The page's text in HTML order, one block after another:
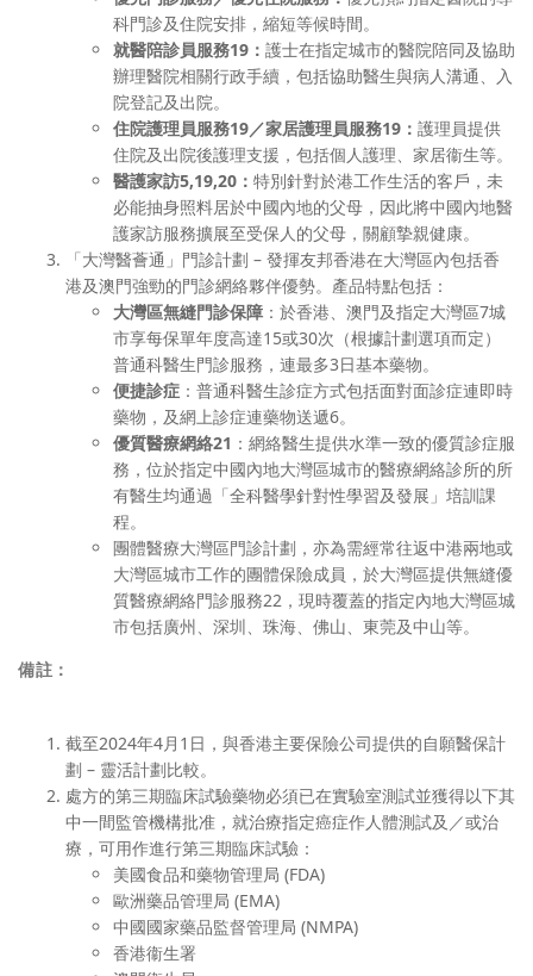
科門診及住院安排，縮短等候時間。
就醫陪診員服務19 ： 護士在指定城市的醫院陪同及協助
辦理醫院相關行政手續，包括協助醫生與病人溝通、入
院登記及出院。
住院護理員服務19／家居護理員服務19 ： 護理員提供
住院及出院後護理支援，包括個人護理、家居衞生等。
醫護家訪5,19,20 ： 特別針對於港工作生活的客戶，未
必能抽身照料居於中國內地的父母，因此將中國內地醫
護家訪服務擴展至受保人的父母，關顧摯親健康。
「大灣醫薈通」門診計劃 – 發揮友邦香港在大灣區內包括香
港及澳門強勁的門診網絡夥伴優勢。產品特點包括：
大灣區無縫門診保障 ：於香港、澳門及指定大灣區7城
市享每保單年度高達15或30次（根據計劃選項而定）
普通科醫生門診服務，連最多3日基本藥物。
便捷診症 ：普通科醫生診症方式包括面對面診症連即時
藥物，及網上診症連藥物送遞6。
優質醫療網絡21 ：網絡醫生提供水準一致的優質診症服
務，位於指定中國內地大灣區城市的醫療網絡診所的所
有醫生均通過「全科醫學針對性學習及發展」培訓課
程。
團體醫療大灣區門診計劃，亦為需經常往返中港兩地或
大灣區城市工作的團體保險成員，於大灣區提供無縫優
質醫療網絡門診服務22，現時覆蓋的指定內地大灣區城
市包括廣州、深圳、珠海、佛山、東莞及中山等。
備註：
截至2024年4月1日，與香港主要保險公司提供的自願醫保計
劃 – 靈活計劃比較。
處方的第三期臨床試驗藥物必須已在實驗室測試並獲得以下其
中一間監管機構批准，就治療指定癌症作人體測試及／或治
療，可用作進行第三期臨床試驗：
美國食品和藥物管理局 (FDA)
歐洲藥品管理局 (EMA)
中國國家藥品監督管理局 (NMPA)
香港衞生署